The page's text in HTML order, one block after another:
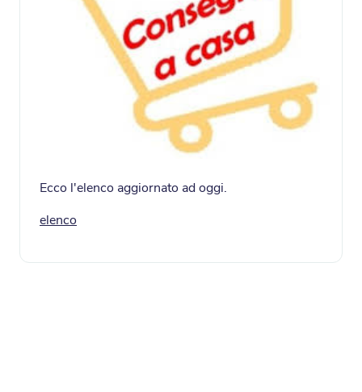
Ecco l'elenco aggiornato ad oggi.
elenco